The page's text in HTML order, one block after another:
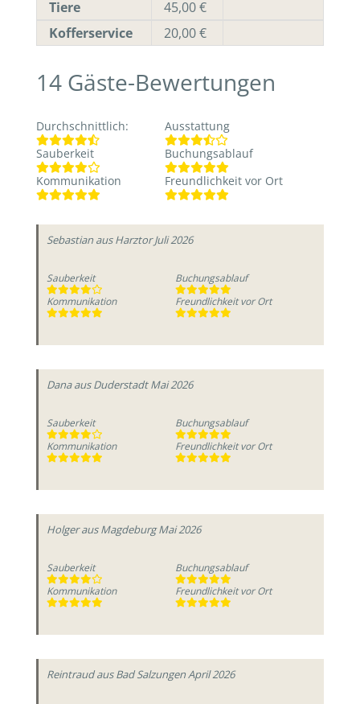
Tiere
45,00 €
Kofferservice
20,00 €
14 Gäste-Bewertungen
Durchschnittlich:
Ausstattung
Sauberkeit
Buchungsablauf
Kommunikation
Freundlichkeit vor Ort
Sebastian aus Harztor Juli 2026
Sauberkeit
Buchungsablauf
Kommunikation
Freundlichkeit vor Ort
Danaaus Duderstadt Mai 2026
Sauberkeit
Buchungsablauf
Kommunikation
Freundlichkeit vor Ort
Holgeraus MagdeburgMai 2026
Sauberkeit
Buchungsablauf
Kommunikation
Freundlichkeit vor Ort
Reintraudaus Bad SalzungenApril 2026